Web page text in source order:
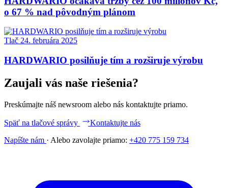
o 67 % nad pôvodným plánom
Tlač 24. februára 2025
HARDWARIO posilňuje tím a rozširuje výrobu
Zaujali vás naše riešenia?
Preskúmajte náš newsroom alebo nás kontaktujte priamo.
Späť na tlačové správy
Kontaktujte nás
Napíšte nám · Alebo zavolajte priamo: +420 775 159 734